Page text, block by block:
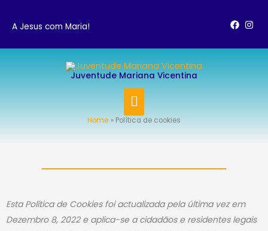
A Jesus com Maria!
Juventude Mariana Vicentina
MAIN
MENU
Home Política de cookies
Esta Política de Cookies foi actualizada pela última vez em
Dezembro 8, 2022 e aplica-se a cidadãos e residentes legais
Consent
to
Consent
to
Consent
to
Consent
to
Consent
to
Consent
to
Consent
to
Consent
to
Consent
to